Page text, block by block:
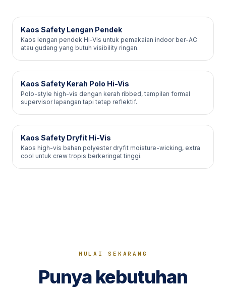
Kaos Safety Lengan Pendek
Kaos lengan pendek Hi-Vis untuk pemakaian indoor ber-AC
atau gudang yang butuh visibility ringan.
Kaos Safety Kerah Polo Hi-Vis
Polo-style high-vis dengan kerah ribbed, tampilan formal
supervisor lapangan tapi tetap reflektif.
Kaos Safety Dryfit Hi-Vis
Kaos high-vis bahan polyester dryfit moisture-wicking, extra
cool untuk crew tropis berkeringat tinggi.
MULAI SEKARANG
Punya kebutuhan